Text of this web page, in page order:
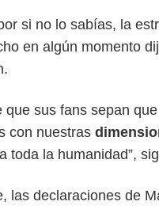
si no lo sabías, la
en algún momento
que sus fans sepan
con nuestras
toda la humanidad”,
las declaraciones de